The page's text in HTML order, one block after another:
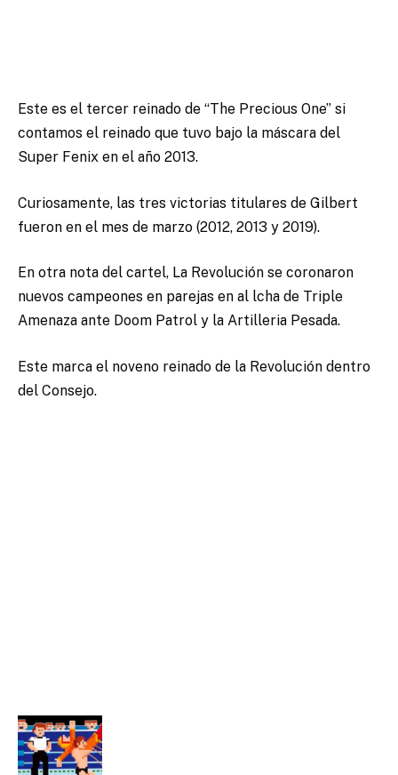
Este es el tercer reinado de “The Precious One” si
contamos el reinado que tuvo bajo la máscara del
Super Fenix en el año 2013.
Curiosamente, las tres victorias titulares de Gilbert
fueron en el mes de marzo (2012, 2013 y 2019).
En otra nota del cartel, La Revolución se coronaron
nuevos campeones en parejas en al lcha de Triple
Amenaza ante Doom Patrol y la Artilleria Pesada.
Este marca el noveno reinado de la Revolución dentro
del Consejo.